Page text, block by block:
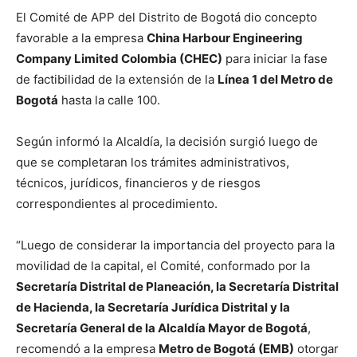
El Comité de APP del Distrito de Bogotá dio concepto
favorable a la empresa China Harbour Engineering
Company Limited Colombia (CHEC) para iniciar la fase
de factibilidad de la extensión de la Línea 1 del Metro de
Bogotá hasta la calle 100.
Según informó la Alcaldía, la decisión surgió luego de
que se completaran los trámites administrativos,
técnicos, jurídicos, financieros y de riesgos
correspondientes al procedimiento.
“Luego de considerar la importancia del proyecto para la
movilidad de la capital, el Comité, conformado por la
Secretaría Distrital de Planeación, la Secretaría Distrital
de Hacienda, la Secretaría Jurídica Distrital y la
Secretaría General de la Alcaldía Mayor de Bogotá,
recomendó a la empresa Metro de Bogotá (EMB) otorgar